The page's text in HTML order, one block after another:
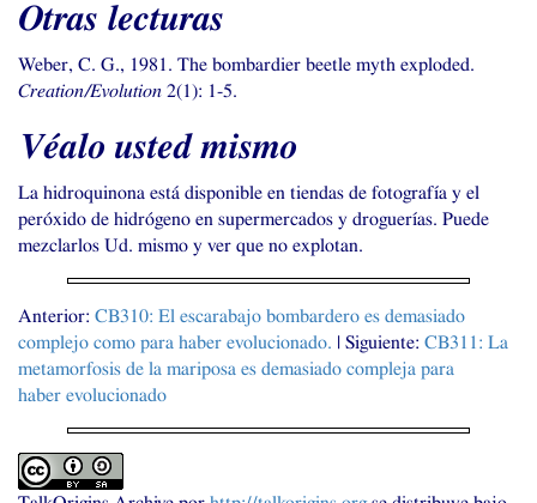
Otras lecturas
Weber, C. G., 1981. The bombardier beetle myth exploded.
Creation/Evolution 2(1): 1-5.
Véalo usted mismo
La hidroquinona está disponible en tiendas de fotografía y el
peróxido de hidrógeno en supermercados y droguerías. Puede
mezclarlos Ud. mismo y ver que no explotan.
Anterior: CB310: El escarabajo bombardero es demasiado
complejo como para haber evolucionado. | Siguiente: CB311 : La
metamorfosis de la mariposa es demasiado compleja para
haber evolucionado